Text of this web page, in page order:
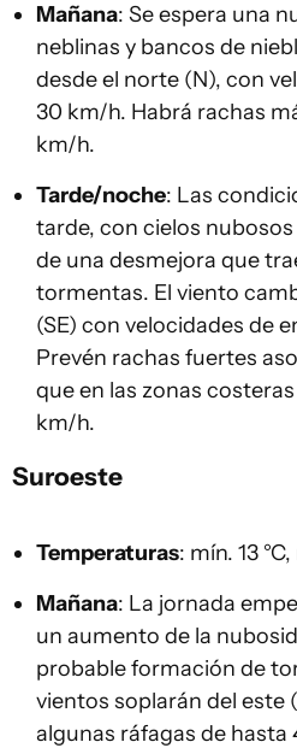
Mañana: Se espera una
neblinas y bancos de
desde el norte (N), con
30 km/h. Habrá rachas
km/h.
Tarde/noche: Las
tarde, con cielos
de una desmejora que
tormentas. El viento
(SE) con velocidades de
Prevén rachas fuertes
que en las zonas
km/h.
Suroeste
Temperaturas: mín. 13
Mañana: La jornada
un aumento de la
probable formación de
vientos soplarán del este
algunas ráfagas de hasta